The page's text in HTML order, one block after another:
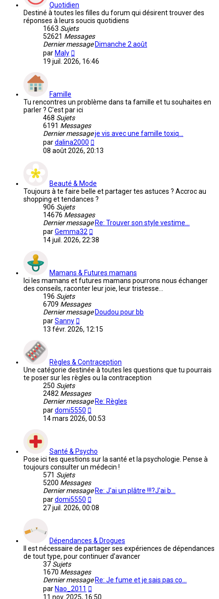
Quotidien
Destiné à toutes les filles du forum qui désirent trouver des
réponses à leurs soucis quotidiens
1663 Sujets
52621 Messages
Dernier message Dimanche 2 août
par Maly
le
dernier
19 juil. 2026, 16:46
Famille
Tu rencontres un problème dans ta famille et tu souhaites en
parler ? C'est par ici
468 Sujets
6191 Messages
Dernier messageje vis avec une famille toxiq…
pardalina2000
le
08 août 2026, 20:13
Beauté & Mode
Toujours à te faire belle et partager tes astuces ? Accroc au
shopping et tendances ?
906 Sujets
14676 Messages
Dernier message Re: Trouver son style vestime…
parGemma32
le
14 juil. 2026, 22:38
Mamans & Futures mamans
Ici les mamans et futures mamans pourrons nous échanger
des conseils, raconter leur joie, leur tristesse...
196 Sujets
6709 Messages
Dernier message Doudou pour bb
parSanny
le
dernier
13 févr. 2026, 12:15
Règles & Contraception
Une catégorie destinée à toutes les questions que tu pourrais
te poser sur les règles ou la contraception
250 Sujets
2482 Messages
Dernier message Re: Règles
pardomi5550
le
14 mars 2026, 00:53
Santé & Psycho
Pose ici tes questions sur la santé et la psychologie. Pense à
toujours consulter un médecin !
571 Sujets
5200 Messages
Dernier message Re: J'ai un plâtre !!!?J'ai b…
pardomi5550
le
27 juil. 2026, 00:08
Dépendances & Drogues
Il est nécessaire de partager ses expériences de dépendances
de tout type, pour continuer d'avancer
37 Sujets
1670 Messages
Dernier message Re: Je fume et je sais pas co…
par Nao_2011
le
11 nov. 2025, 16:50